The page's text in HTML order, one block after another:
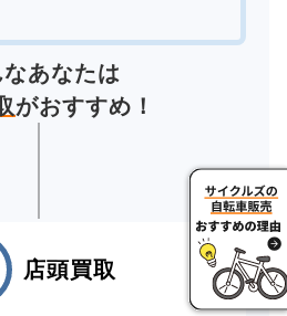
あなたは
がおすすめ！
店頭買取